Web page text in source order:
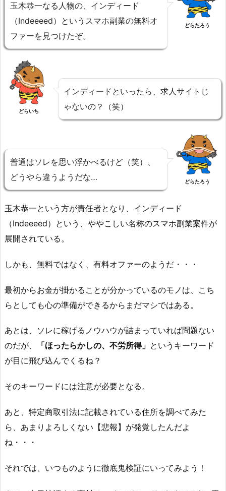
玉木恭一なる人物の、インディード
（Indeeeed）というスマホ副業の無料オ
ファーを見つけたぞ。
どらたろう
どらいち
インディードといったら、求人サイトじ
ゃないの？（笑）
普通はソレを思い浮かべるけど（笑）、
どうやら違うようだな…
どらたろう
玉木恭一という方が責任者となり、インディード
（Indeeeed）という、ややこしい名称のスマホ副業案件が
展開されている。
しかも、無料ではなく、有料オファーのようだ・・・
最初からお金が掛かることが分かっているのモノは、こち
らとしても心の準備ができるからまだマシではある。
あとは、ソレに稼げるノウハウが詰まっていれば問題ない
のだが、
「ほったらかしの、不労所得」 というキーワード
が目に飛び込んでくるね？
そのキーワードには注意が必要となる。
あと、特定商取引法に記載されている住所を調べてみた
ら、あまりよろしくない【悲報】が発覚したんだよ
ね・・・
それでは、いつものように徹底鬼検証にいってみよう！